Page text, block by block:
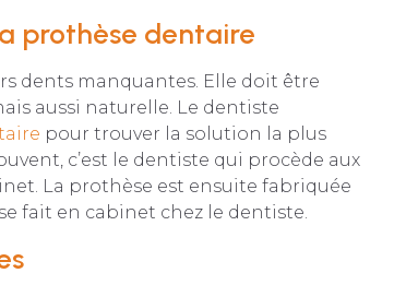
prothèse dentaire
dents manquantes. Elle doit être
aussi naturelle. Le dentiste
pour trouver la solution la plus
c’est le dentiste qui procède aux
La prothèse est ensuite fabriquée
fait en cabinet chez le dentiste.